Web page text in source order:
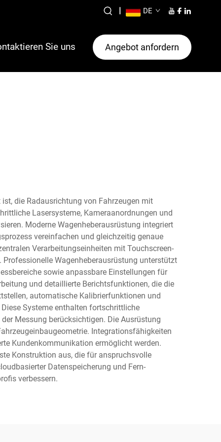
| DE
Sie uns Angebot anfordern
die Radausrichtung von Fahrzeugen mit
Lasersysteme, Kameraanordnungen und
Moderne Wagenheberausrüstung integriert
vereinfachen und gleichzeitig genaue
Verarbeitungseinheiten mit Touchscreen-
Wagenheberausrüstung unterstützt
sowie anpassbare Einstellungen für
und detaillierte Berichtsfunktionen, die die
automatische Kalibrierfunktionen und
Systeme enthalten fortschrittliche
Messung berücksichtigen. Die Ausrüstung
Integrationsfähigkeiten
Kundenkommunikation ermöglicht werden.
Konstruktion aus, die für anspruchsvolle
Datenspeicherung und Fern-
verbessern.